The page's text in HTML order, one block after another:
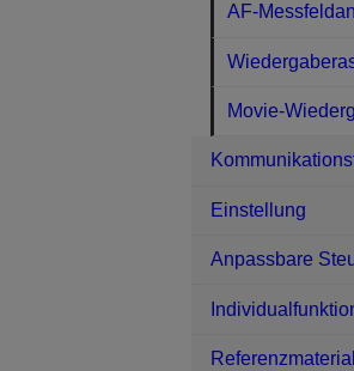
AF-
Movie-
Einstellung
Anpassbare
Referenzmaterial